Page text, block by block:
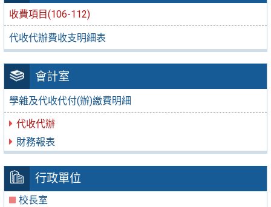
收費項目(106-112)
代收代辦費收支明細表
會計室
學雜及代收代付(辦)繳費明細
代收代辦
財務報表
行政單位
校長室